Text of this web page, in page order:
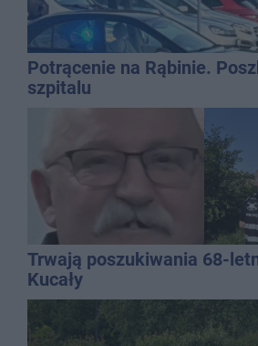
Potrącenie na Rąbinie.
szpitalu
Trwają poszukiwania 68-
Kucały